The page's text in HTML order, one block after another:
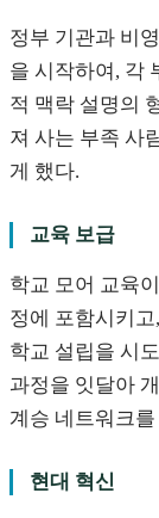
정부 기관과 비
을 시작하여, 각
적 맥락 설명의
져 사는 부족 사
게 했다.
교육 보급
학교 모어 교육
정에 포함시키
학교 설립을 시
과정을 잇달아
계승 네트워크
현대 혁신